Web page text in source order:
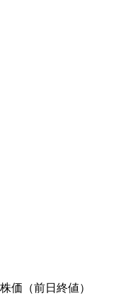
株価 （前日終値）